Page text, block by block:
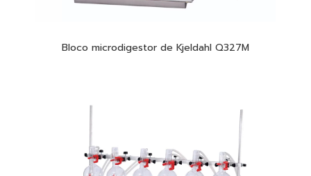
Bloco microdigestor de Kjeldahl Q327M